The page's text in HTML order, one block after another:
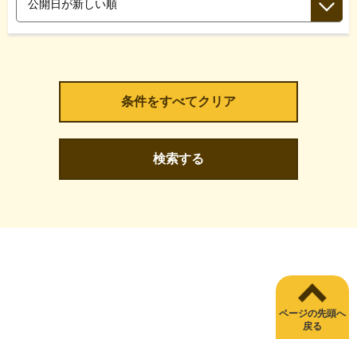
検索する
ページの先頭へ
戻る